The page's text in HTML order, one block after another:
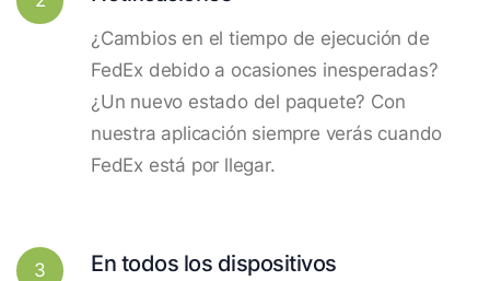
¿Cambios en el tiempo de ejecución de
FedEx debido a ocasiones inesperadas?
¿Un nuevo estado del paquete? Con
nuestra aplicación siempre verás cuando
FedEx está por llegar.
3 En todos los dispositivos